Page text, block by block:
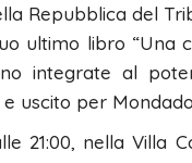
Repubblica del
ultimo libro “Una
integrate al
uscito per
21:00, nella Villa